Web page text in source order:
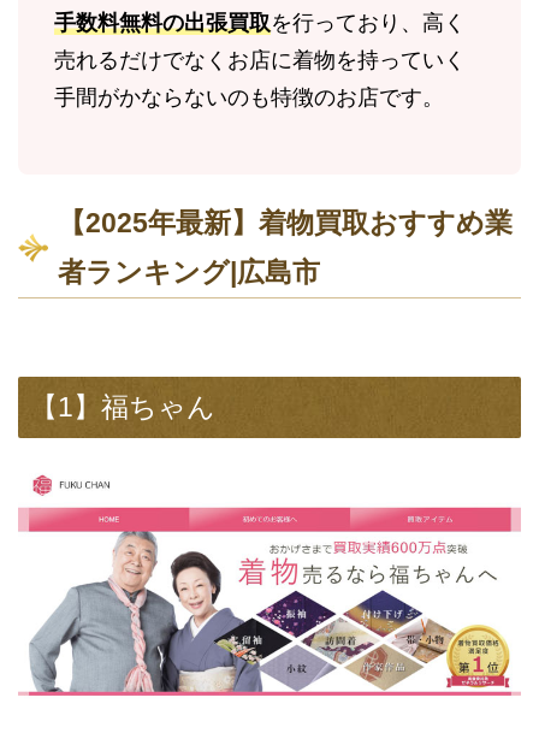
手数料無料の出張買取を行っており、高く
売れるだけでなくお店に着物を持っていく
手間がかならないのも特徴のお店です。
【2025年最新】着物買取おすすめ業
者ランキング|広島市
【1】福ちゃん